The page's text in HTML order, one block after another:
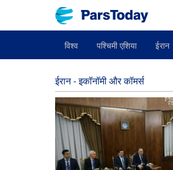
विश्व पश्चिमी एशिया ईरान
ईरान - इकॉनॉमी और कॉमर्स